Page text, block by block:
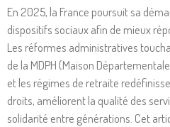
En 2025, la France poursuit sa
dispositifs sociaux afin de mieux
Les réformes administratives
de la MDPH (Maison
et les régimes de retraite
droits, améliorent la qualité des
solidarité entre générations. Cet